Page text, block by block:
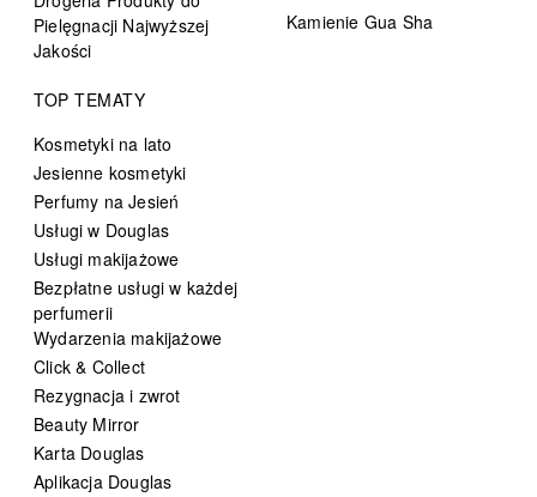
Pielęgnacji Najwyższej
Jakości
Kamienie Gua Sha
TOP TEMATY
Kosmetyki na lato
Jesienne kosmetyki
Perfumy na Jesień
Usługi w Douglas
Usługi makijażowe
Bezpłatne usługi w każdej
perfumerii
Wydarzenia makijażowe
Click & Collect
Rezygnacja i zwrot
Beauty Mirror
Karta Douglas
Aplikacja Douglas